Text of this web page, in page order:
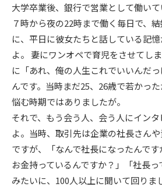
大学卒業後、銀行で営業として働い
７時から夜の22時まで働く毎日で、
に、平日に彼女たちと話している記
よ。 妻にワンオペで育児をさせてし
に「あれ、俺の人生これでいいんだ
んです。当時まだ25、26歳で若かっ
悩む時期ではありましたが。
それで、もう会う人、会う人にイン
よ。当時、取引先は企業の社長さん
ですが、「なんで社長になったんで
お金持っているんですか？」「社長っ
みたいに、100人以上に聞いて回りま